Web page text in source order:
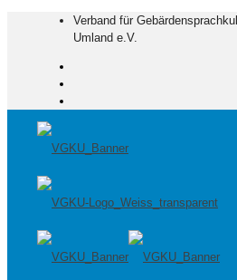
Verband für
Umland e.V.